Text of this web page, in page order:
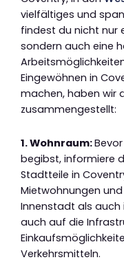
vielfältiges und
findest du nicht nur
sondern auch eine
Eingewöhnen in
machen, haben wir
zusammengestellt:
1. Wohnraum:
begibst, informiere
Stadtteile in
Mietwohnungen
Innenstadt als auch
auch auf die
Verkehrsmitteln.